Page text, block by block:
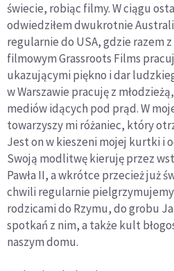
świecie, robiąc filmy. W ciągu
odwiedziłem dwukrotnie
regularnie do USA, gdzie razem
filmowym Grassroots Films
ukazującymi piękno i dar
w Warszawie pracuję z
mediów idących pod prąd. W
towarzyszy mi różaniec, który
Jest on w kieszeni mojej kurtki i
Swoją modlitwę kieruję przez
Pawła II, a wkrótce przecież już
chwili regularnie
rodzicami do Rzymu, do grobu
spotkań z nim, a także kult
naszym domu.